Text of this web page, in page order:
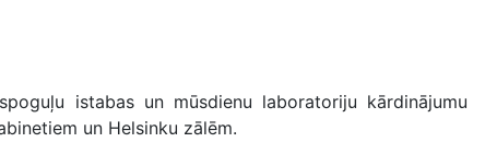
istabas un mūsdienu laboratoriju kārdinājumu
un Helsinku zālēm.